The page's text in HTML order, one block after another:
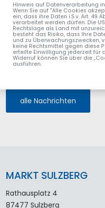
alle Nachrichten
MARKT SULZBERG
Rathausplatz 4
87477 Sulzberg
Hinweis auf Datenverarbeitung
Wenn Sie auf "Alle Cookies
ein, dass ihre Daten i.S.v. Art. 49
verarbeitet werden dürfen. Die
Rechtslage als Land mit
besteht das Risiko, dass Ihre
und zu Überwachungszwecken,
keine Rechtsmittel gegen diese
erteilte Einwilligung jederzeit für
Widerruf können Sie über die
ausführen.